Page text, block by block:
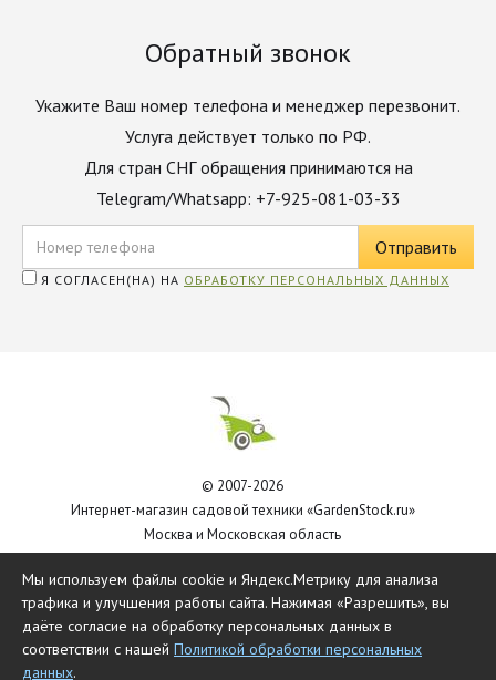
Обратный звонок
Укажите Ваш номер телефона и менеджер перезвонит.
Услуга действует только по РФ.
Для стран СНГ обращения принимаются на
Telegram/Whatsapp: +7-925-081-03-33
Я СОГЛАСЕН(НА) НА ОБРАБОТКУ ПЕРСОНАЛЬНЫХ ДАННЫХ
© 2007-2026
Интернет-магазин садовой техники «GardenStock.ru»
Москва и Московская область
Мы используем файлы cookie и Яндекс.Метрику для анализа
трафика и улучшения работы сайта. Нажимая «Разрешить», вы
даёте согласие на обработку персональных данных в
соответствии с нашей Политикой обработки персональных
данных.